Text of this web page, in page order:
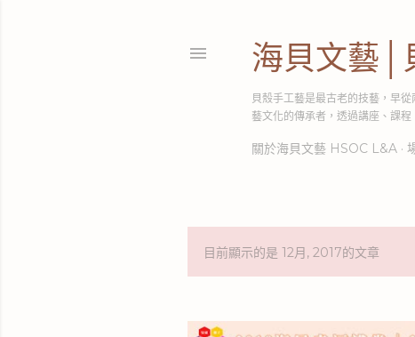
海貝文藝│
貝殼手工藝是最古老的技藝，早
藝文化的傳承者，透過講座、課
關於海貝文藝 HSOC L&A
發
目前顯示的是 12月, 2017的文章